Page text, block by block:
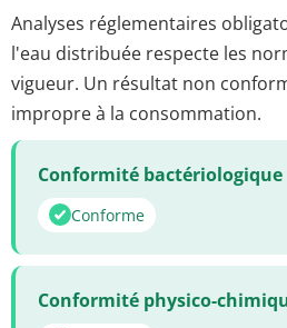
Analyses réglementaires
l'eau distribuée respecte les
vigueur. Un résultat non
impropre à la consommation.
Conformité bactériologique
Conforme
Conformité physico-